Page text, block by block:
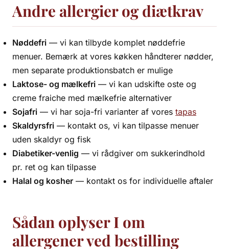
Andre allergier og diætkrav
Nøddefri — vi kan tilbyde komplet nøddefrie
menuer. Bemærk at vores køkken håndterer nødder,
men separate produktionsbatch er mulige
Laktose- og mælkefri — vi kan udskifte oste og
creme fraiche med mælkefrie alternativer
Sojafri — vi har soja-fri varianter af vores tapas
Skaldyrsfri — kontakt os, vi kan tilpasse menuer
uden skaldyr og fisk
Diabetiker-venlig — vi rådgiver om sukkerindhold
pr. ret og kan tilpasse
Halal og kosher — kontakt os for individuelle aftaler
Sådan oplyser I om
allergener ved bestilling